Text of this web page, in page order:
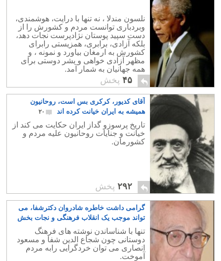
نلسون مندلا ، نه تنها با درایت، هوشمندی،
وبردباری توانست مردم و کشورش را از
دست سپید پوستان نژادپرست نجات دهد،
بلکه آزادی، برابری، همزیستی رابرای
کشورش به ارمغان بیاورد و نمونه ، و
مظهر آزادی خواهی و بشر دوستی برای
همه جهانیان به شمار آمد.
۴۵ پخش
آقای کدیور، کرکری بس است، روحانیون
همیشه به ایران خیانت کرده اند
۲۰
تاریخ پرسوزو گداز ایران حکایت می کند از
خیانت و جنایات روحانیون علیه مردم و
کشورمان.
۲۹۲ پخش
گرامی داشت خاطره شادروان دکترشفا، می
تواند موجب یک انقلاب فرهنگی و نجات بخش
نسل های آینده کشورمان باشد
تنها با شناساندن نوشته های فرهنگ
دوستانی چون شجاع الدین شفا و مسعود
انصاری می توان خردگرایی رابه مردم
آموخت.